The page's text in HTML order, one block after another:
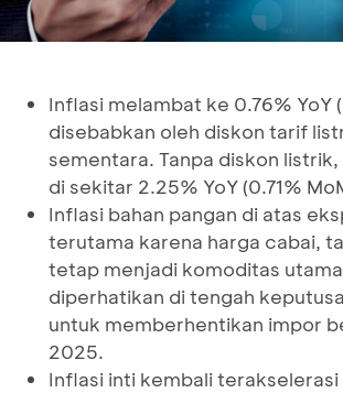
Inflasi melambat ke 0.76% YoY
disebabkan oleh diskon tarif
sementara. Tanpa diskon
di sekitar 2.25% YoY (0.71%
Inflasi bahan pangan di atas
terutama karena harga cabai,
tetap menjadi komoditas
diperhatikan di tengah
untuk memberhentikan impor
2025.
Inflasi inti kembali